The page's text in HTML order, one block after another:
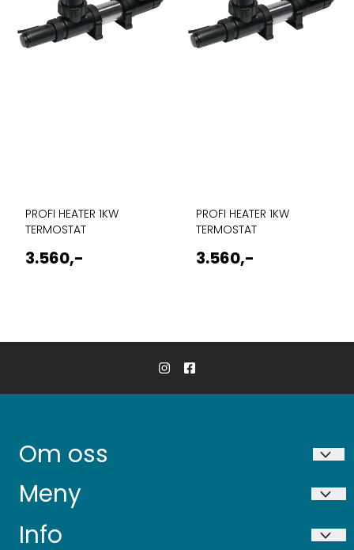
PROFI HEATER 1KW
TERMOSTAT
3.560,-
PROFI HEATER 1KW
TERMOSTAT
3.560,-
Om oss
Niigata AS
Ekservegen 36
6631 Batnfjordsøra
Meny
Bring frakt betingelser
Info